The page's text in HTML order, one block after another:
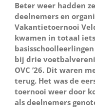
Beter weer hadden
deelnemers en
Vakantietoernooi
kwamen in totaal
bij drie
OVC ’26. Dit waren
terug. Het was de
toernooi weer door
als deelnemers